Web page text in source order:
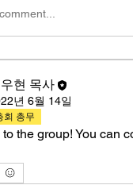
현 목사
년 6월 14일
회 총무
the group! You can